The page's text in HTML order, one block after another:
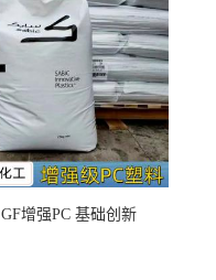
GF增强PC 基础创新